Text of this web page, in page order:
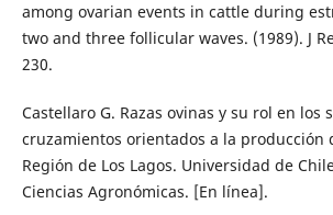
among ovarian events in cattle during
two and three follicular waves. (1989). J
230.
Castellaro G. Razas ovinas y su rol en los
cruzamientos orientados a la producción
Región de Los Lagos. Universidad de
Ciencias Agronómicas. [En línea].